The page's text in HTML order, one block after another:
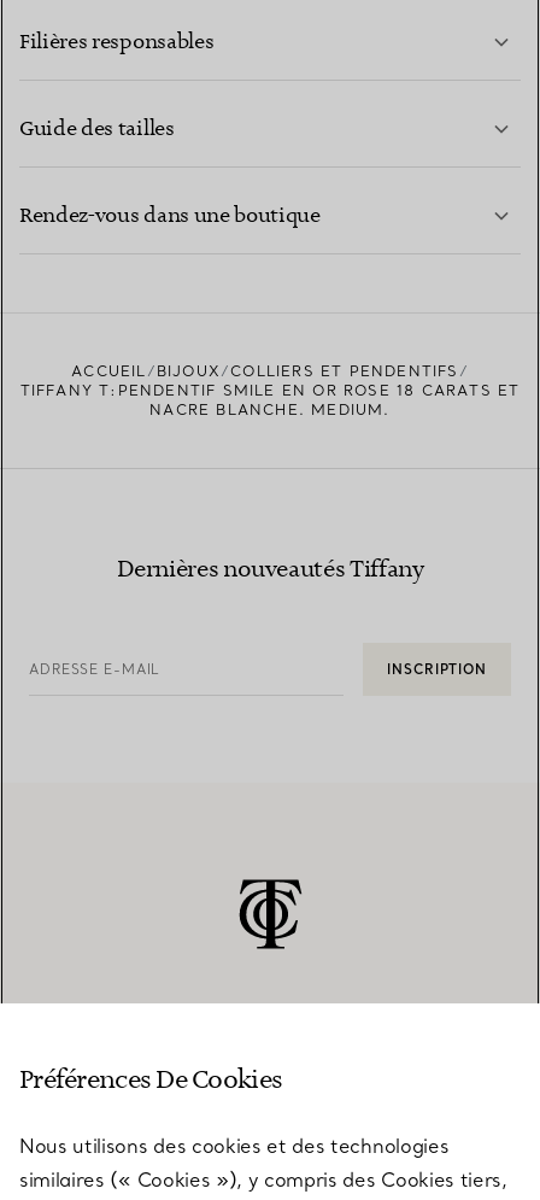
Filières responsables
Guide des tailles
Rendez-vous dans une boutique
TROUVEZ LA BOUTIQUE LA PLUS PROCHE
ACCUEIL BIJOUX
COLLIERS ET PENDENTIFS
TIFFANY T:PENDENTIF SMILE EN OR ROSE 18 CARATS ET
NACRE BLANCHE. MEDIUM.
Dernières nouveautés Tiffany
ADRESSE E-MAIL INSCRIPTION
SERVICES
Préférences De Cookies
Nous utilisons des cookies et des technologies
similaires (« Cookies »), y compris des Cookies tiers,